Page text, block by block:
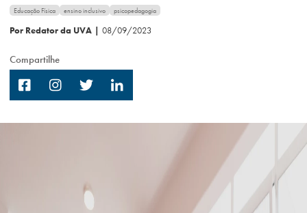
FORMAS DE INGRESSO
FINANCIAMENTO E BOLSAS
Atendimento (21) 2574 8888
Educação Física ensino inclusivo psicopedagogia
Por Redator da UVA | 08/09/2023
Compartilhe